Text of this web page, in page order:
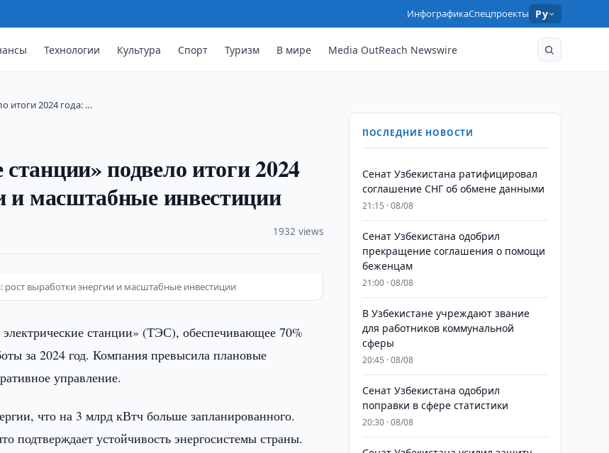
ИнфографикаСпецпроекты Ру
Технологии Культура Спорт Туризм В мире Media OutReach Newswire
итоги 2024 года: …
подвело итоги 2024
и масштабные инвестиции
1932 views
рост выработки энергии и масштабные инвестиции
станции» (ТЭС), обеспечивающее 70%
за 2024 год. Компания превысила плановые
управление.
что на 3 млрд кВтч больше запланированного.
подтверждает устойчивость энергосистемы страны.
ПОСЛЕДНИЕ НОВОСТИ
Сенат Узбекистана ратифицировал
соглашение СНГ об обмене данными
21:15 · 08/08
Сенат Узбекистана одобрил
прекращение соглашения о помощи
беженцам
21:00 · 08/08
В Узбекистане учреждают звание
для работников коммунальной
сферы
20:45 · 08/08
Сенат Узбекистана одобрил
поправки в сфере статистики
20:30 · 08/08